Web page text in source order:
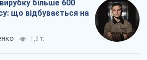
більше 600
що відбувається на
1,9 т.